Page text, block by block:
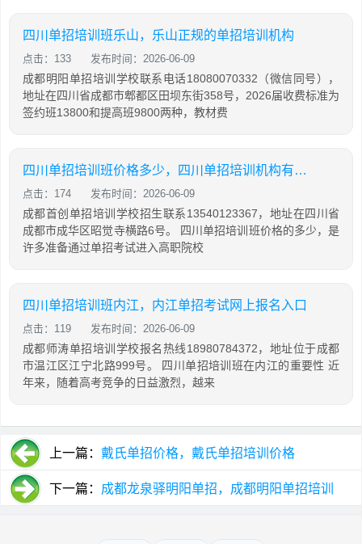
四川单招培训班乐山，乐山正规的单招培训机构
点击：133 发布时间：2026-06-09
成都明阳单招培训学校联系电话18080070332（微信同号），
地址在四川省成都市郫都区田坝东街358号，2026届收费标准为
签约班13800和提高班9800两种，教材费
四川单招培训班价格多少，四川单招培训机构有哪些
点击：174 发布时间：2026-06-09
成都首创单招培训学校招生联系13540123367，地址在四川省
成都市成华区昭觉寺横路6号。 四川单招培训班价格的多少，是
许多准备通过单招考试进入高职院校
四川单招培训班内江，内江单招考试网上报名入口
点击：119 发布时间：2026-06-09
成都师涛单招培训学校报名热线18980784372，地址位于成都
市温江区江宁北路999号。 四川单招培训班在内江的重要性 近
年来，随着高考竞争的日益激烈，越来
上一篇： 戴氏单招价格，戴氏单招培训价格
下一篇： 成都龙泉驿明阳单招，成都明阳单招培训